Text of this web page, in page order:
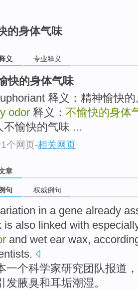
的身体气味
义 专业释义
快的身体气味
释义：精神愉快
odor 释义： 不愉快的身体
不愉快的气味 ...
个网页-相关网页
章
句 权威例句
in a gene already
is also linked with
and wet ear wax,
.
一个科学家研究团队报道
发腋臭和耳垢潮湿。